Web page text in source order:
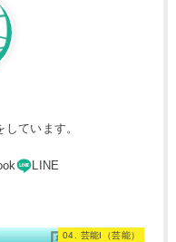
ています。
04. 芸能I（芸能）